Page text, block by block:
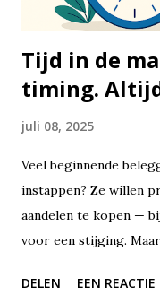
hypotheek,
Tijd in de
timing.
juli 08, 2025
Veel beginnende
instappen? Ze willen
aandelen te kopen —
voor een stijging.
timen van de markt?
DELEN EEN